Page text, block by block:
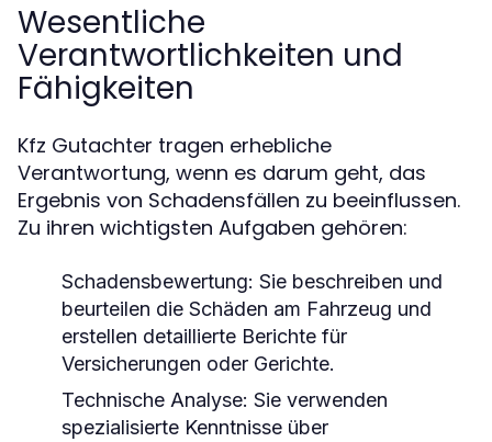
Wesentliche
Verantwortlichkeiten und
Fähigkeiten
Kfz Gutachter tragen erhebliche
Verantwortung, wenn es darum geht, das
Ergebnis von Schadensfällen zu beeinflussen.
Zu ihren wichtigsten Aufgaben gehören:
Schadensbewertung: Sie beschreiben und
beurteilen die Schäden am Fahrzeug und
erstellen detaillierte Berichte für
Versicherungen oder Gerichte.
Technische Analyse: Sie verwenden
spezialisierte Kenntnisse über